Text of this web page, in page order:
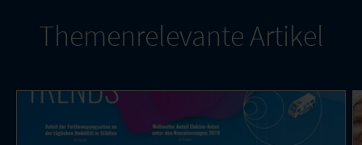
Themenrelevante Artikel